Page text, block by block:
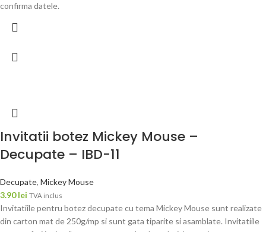
confirma datele.
Invitatii botez Mickey Mouse –
Decupate – IBD-11
Decupate, Mickey Mouse
3.90lei TVA inclus
Invitatiile pentru botez decupate cu tema Mickey Mouse sunt realizate
din carton mat de 250g/mp si sunt gata tiparite si asamblate. Invitatiile